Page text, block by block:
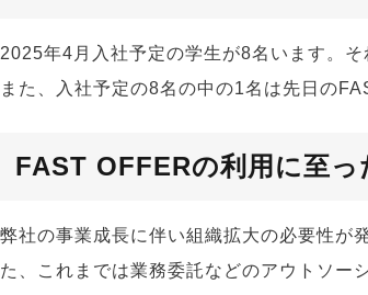
2025年4月入社予定の学生が8名います。
また、入社予定の8名の中の1名は先日の
FAST OFFERの利用に至っ
弊社の事業成長に伴い組織拡大の必要性が
た、これまでは業務委託などのアウトソー